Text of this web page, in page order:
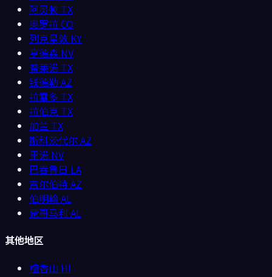
阿灵顿 TX
奥罗拉CO
列克星敦 KY
亨德森 NV
普莱诺 TX
钱德勒 AZ
拉雷多 TX
拉伯克 TX
加兰 TX
斯科茨代尔AZ
里诺 NV
巴吞鲁日 LA
吉尔伯特 AZ
伯明翰 AL
蒙哥马利 AL
其他地区
檀香山 HI